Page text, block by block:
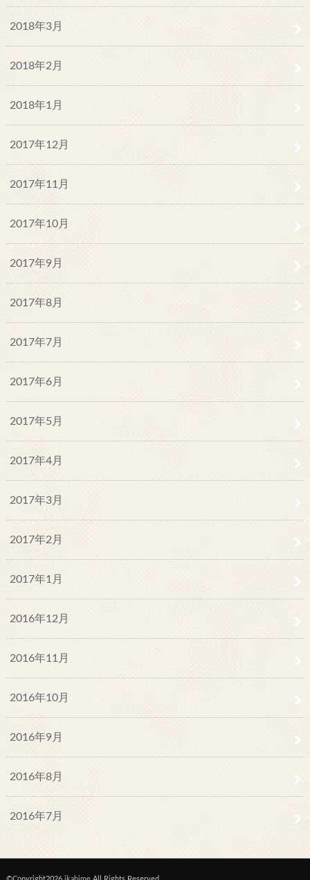
2018年3月
2018年2月
2018年1月
2017年12月
2017年11月
2017年10月
2017年9月
2017年8月
2017年7月
2017年6月
2017年5月
2017年4月
2017年3月
2017年2月
2017年1月
2016年12月
2016年11月
2016年10月
2016年9月
2016年8月
2016年7月